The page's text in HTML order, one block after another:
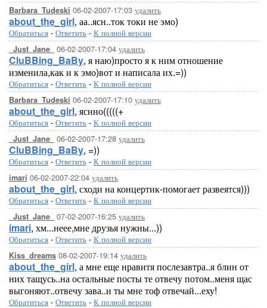
Barbara_Tudeski 06-02-2007-17:03 удалить
about_the_girl, аа..ясн..ток токи не эмо)
Обратиться - Ответить - К полной версии
_Just_Jane_ 06-02-2007-17:04 удалить
CluBBing_BaBy, я наю)просто я к ним отношение
изменила,как и к эмо)вот и написала их.=))
Обратиться - Ответить - К полной версии
Barbara_Tudeski 06-02-2007-17:10 удалить
about_the_girl, яснно(((((+
Обратиться - Ответить - К полной версии
_Just_Jane_ 06-02-2007-17:28 удалить
CluBBing_BaBy, =))
Обратиться - Ответить - К полной версии
imari 06-02-2007-22:04 удалить
about_the_girl, сходи на концертик-помогает развеятся)))
Обратиться - Ответить - К полной версии
_Just_Jane_ 07-02-2007-16:25 удалить
imari, хм...неее,мне друзья нужны...))
Обратиться - Ответить - К полной версии
Kiss_dreams 08-02-2007-19:14 удалить
about_the_girl, а мне еще нравитя послезавтра..я блин от
них тащусь..на остальные посты те отвечу потом..меня щас
выгоняют..отвечу зава..и ты мне тоф отвечай...еху!
Обратиться - Ответить - К полной версии